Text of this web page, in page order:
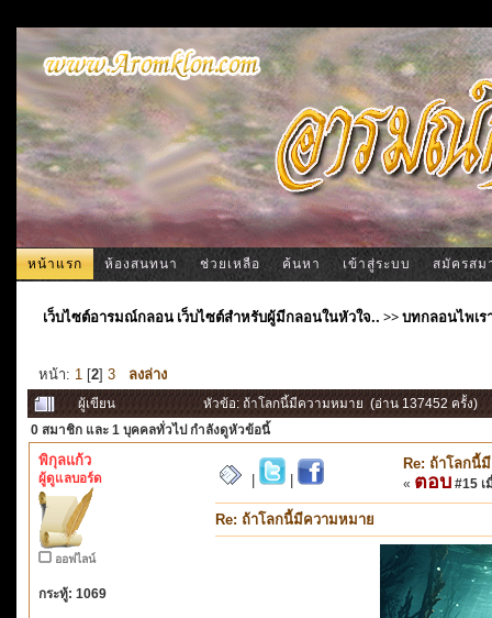
หน้าแรก ห้องสนทนา ช่วยเหลือ ค้นหา เข้าสู่ระบบ สมัครสม
เว็บไซต์อารมณ์กลอน เว็บไซต์สำหรับผู้มีกลอนในหัวใจ.. >>บทกลอนไพเร
หน้า: 1 [2] 3 ลงล่าง
ผู้เขียน
หัวข้อ: ถ้าโลกนี้มีความหมาย (อ่าน 137452 ครั้ง)
0 สมาชิก และ 1 บุคคลทั่วไป กำลังดูหัวข้อนี้
พิกุลแก้ว
ผู้ดูแลบอร์ด
ออฟไลน์
กระทู้: 1069
Re: ถ้าโลกนี้
« ตอบ #15 เ
Re: ถ้าโลกนี้มีความหมาย